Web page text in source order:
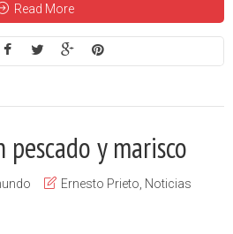
Read More
pescado y marisco
Ernesto Prieto Noticias